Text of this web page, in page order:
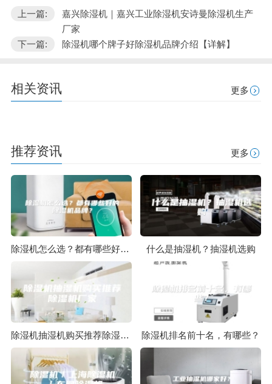
上一篇:
嘉兴除湿机｜嘉兴工业除湿机安诗曼除湿机生产
厂家
下一篇:
除湿机哪个牌子好除湿机品牌介绍【详解】
相关资讯 更多
推荐资讯 更多
除湿机怎么选？都有哪些好的除湿机品牌？ 什么是抽湿机？抽湿机选购
除湿机抽湿机购买推荐除湿机厂家 除湿机排名前十名，有哪些？